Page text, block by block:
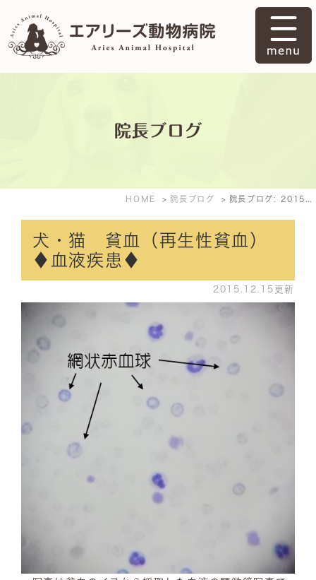
院長ブログ
HOME 院長ブログ
犬・猫 貧血（再生性貧血）
♦血液疾患♦
2015.12.15更新